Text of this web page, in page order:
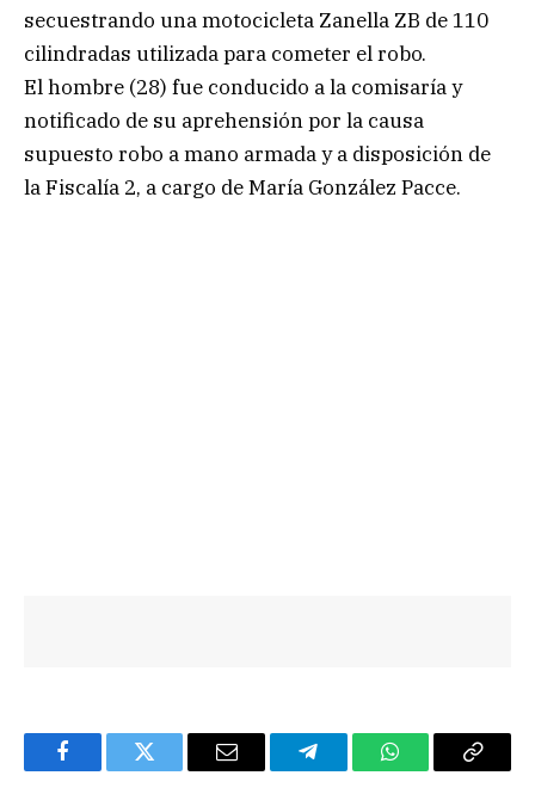
secuestrando una motocicleta Zanella ZB de 110
cilindradas utilizada para cometer el robo.
El hombre (28) fue conducido a la comisaría y
notificado de su aprehensión por la causa
supuesto robo a mano armada y a disposición de
la Fiscalía 2, a cargo de María González Pacce.
FacebookTwitter Email TelegramWhatsAppCopy